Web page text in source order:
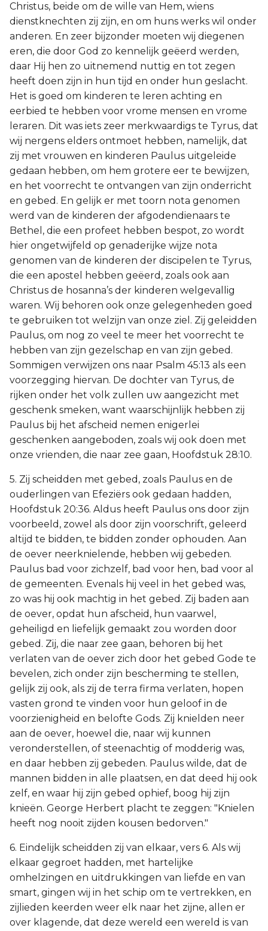
Christus, beide om de wille van Hem, wiens
dienstknechten zij zijn, en om huns werks wil onder
anderen. En zeer bijzonder moeten wij diegenen
eren, die door God zo kennelijk geëerd werden,
daar Hij hen zo uitnemend nuttig en tot zegen
heeft doen zijn in hun tijd en onder hun geslacht.
Het is goed om kinderen te leren achting en
eerbied te hebben voor vrome mensen en vrome
leraren. Dit was iets zeer merkwaardigs te Tyrus, dat
wij nergens elders ontmoet hebben, namelijk, dat
zij met vrouwen en kinderen Paulus uitgeleide
gedaan hebben, om hem grotere eer te bewijzen,
en het voorrecht te ontvangen van zijn onderricht
en gebed. En gelijk er met toorn nota genomen
werd van de kinderen der afgodendienaars te
Bethel, die een profeet hebben bespot, zo wordt
hier ongetwijfeld op genaderijke wijze nota
genomen van de kinderen der discipelen te Tyrus,
die een apostel hebben geëerd, zoals ook aan
Christus de hosanna’s der kinderen welgevallig
waren. Wij behoren ook onze gelegenheden goed
te gebruiken tot welzijn van onze ziel. Zij geleidden
Paulus, om nog zo veel te meer het voorrecht te
hebben van zijn gezelschap en van zijn gebed.
Sommigen verwijzen ons naar Psalm 45:13 als een
voorzegging hiervan. De dochter van Tyrus, de
rijken onder het volk zullen uw aangezicht met
geschenk smeken, want waarschijnlijk hebben zij
Paulus bij het afscheid nemen enigerlei
geschenken aangeboden, zoals wij ook doen met
onze vrienden, die naar zee gaan, Hoofdstuk 28:10.
5. Zij scheidden met gebed, zoals Paulus en de
ouderlingen van Efeziërs ook gedaan hadden,
Hoofdstuk 20:36. Aldus heeft Paulus ons door zijn
voorbeeld, zowel als door zijn voorschrift, geleerd
altijd te bidden, te bidden zonder ophouden. Aan
de oever neerknielende, hebben wij gebeden.
Paulus bad voor zichzelf, bad voor hen, bad voor al
de gemeenten. Evenals hij veel in het gebed was,
zo was hij ook machtig in het gebed. Zij baden aan
de oever, opdat hun afscheid, hun vaarwel,
geheiligd en liefelijk gemaakt zou worden door
gebed. Zij, die naar zee gaan, behoren bij het
verlaten van de oever zich door het gebed Gode te
bevelen, zich onder zijn bescherming te stellen,
gelijk zij ook, als zij de terra firma verlaten, hopen
vasten grond te vinden voor hun geloof in de
voorzienigheid en belofte Gods. Zij knielden neer
aan de oever, hoewel die, naar wij kunnen
veronderstellen, of steenachtig of modderig was,
en daar hebben zij gebeden. Paulus wilde, dat de
mannen bidden in alle plaatsen, en dat deed hij ook
zelf, en waar hij zijn gebed ophief, boog hij zijn
knieën. George Herbert placht te zeggen: "Knielen
heeft nog nooit zijden kousen bedorven."
6. Eindelijk scheidden zij van elkaar, vers 6. Als wij
elkaar gegroet hadden, met hartelijke
omhelzingen en uitdrukkingen van liefde en van
smart, gingen wij in het schip om te vertrekken, en
zijlieden keerden weer elk naar het zijne, allen er
over klagende, dat deze wereld een wereld is van